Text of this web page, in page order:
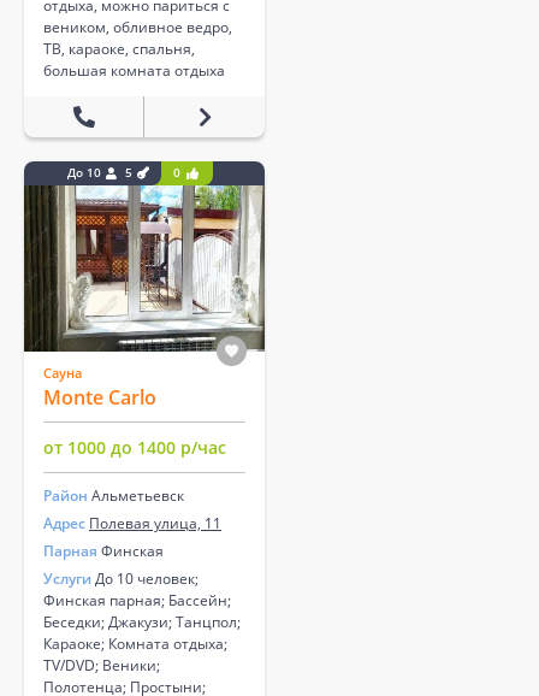
отдыха, можно париться с
веником, обливное ведро,
ТВ, караоке, спальня,
большая комната отдыха
До 10 5 0
Сауна
Monte Carlo
от 1000 до 1400 р/час
Район Альметьевск
Адрес Полевая улица, 11
Парная Финская
Услуги До 10 человек;
Финская парная; Бассейн;
Беседки; Джакузи; Танцпол;
Караоке; Комната отдыха;
TV/DVD; Веники;
Полотенца; Простыни;